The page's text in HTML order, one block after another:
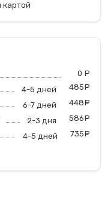
картой
0
4-5 дней 485
6-7 дней 448
2-3 дня 586
4-5 дней 735